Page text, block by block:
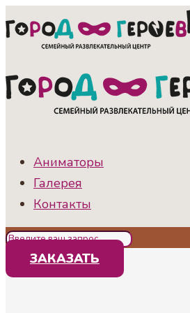
Аниматоры
Галерея
Контакты
ЗАКАЗАТЬ